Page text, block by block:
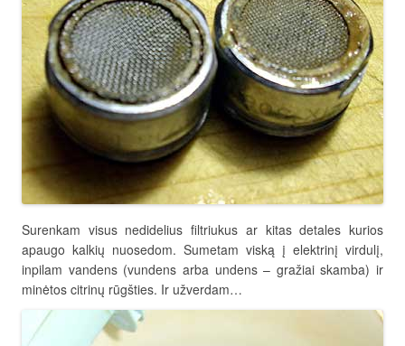
Surenkam visus nedidelius filtriukus ar kitas detales kurios
apaugo kalkių nuosedom. Sumetam viską į elektrinį virdulį,
inpilam vandens (vundens arba undens – gražiai skamba) ir
minėtos citrinų rūgšties. Ir užverdam…